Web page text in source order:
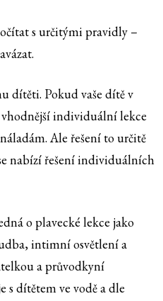
s určitými pravidly –
dítěti. Pokud vaše dítě v
individuální lekce
Ale řešení to určitě
nabízí řešení individuálních
o plavecké lekce jako
intimní osvětlení a
a průvodkyní
dítětem ve vodě a dle